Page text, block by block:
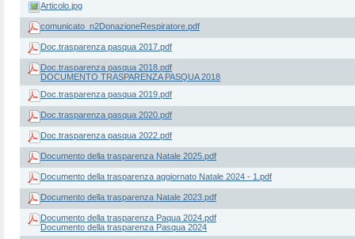
Articolo.jpg
comunicato_n2DonazioneRespiratore.pdf
Doc.trasparenza pasqua 2017.pdf
Doc.trasparenza pasqua 2018.pdf
DOCUMENTO TRASPARENZA PASQUA 2018
Doc.trasparenza pasqua 2019.pdf
Doc.trasparenza pasqua 2020.pdf
Doc.trasparenza pasqua 2022.pdf
Documento della trasparenza Natale 2025.pdf
Documento della trasparenza aggiornato Natale 2024 - 1.pdf
Documento della trasparenza Natale 2023.pdf
Documento della trasparenza Paqua 2024.pdf
Documento della trasparenza Pasqua 2024